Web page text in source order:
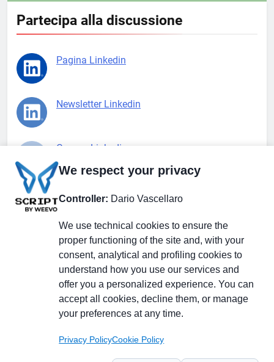
Partecipa alla discussione
Pagina Linkedin
Newsletter Linkedin
Gruppo Linkedin
Pagina Facebook
X.com
Il Giornale delle PMI.
Testata giornalistica
registrata al Tribunale di
Milano n. 353 del 19
Privacy PolicyCookie
We respect your privacy
Controller: Dario Vascellaro
We use technical cookies to ensure the
proper functioning of the site and, with your
consent, analytical and profiling cookies to
understand how you use our services and
offer you a personalized experience. You can
accept all cookies, decline them, or manage
your preferences at any time.
Privacy PolicyCookie Policy